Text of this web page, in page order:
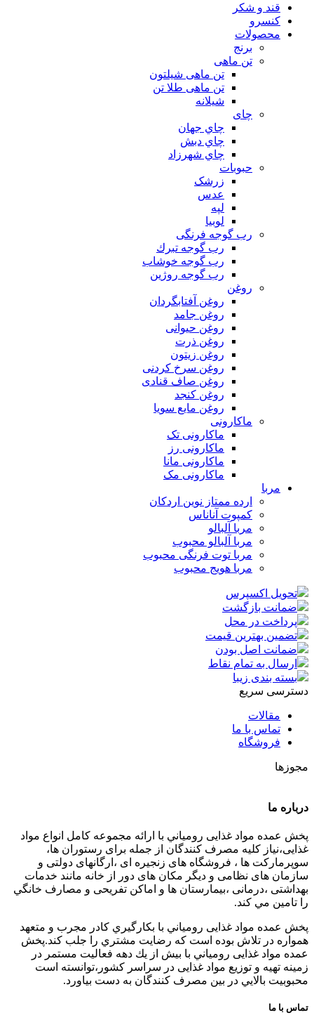
قند و شکر
کنسرو
محصولات
برنج
تن ماهی
تن ماهی شیلتون
تن ماهی طلا تن
شیلانه
چای
چاي جهان
چاي دبش
چاي شهرزاد
حبوبات
زرشک
عدس
لپه
لوبیا
رب گوجه فرنگی
رب گوجه تبرك
رب گوجه خوشاب
رب گوجه روژین
روغن
روغن آفتابگردان
روغن جامد
روغن حیوانی
روغن ذرت
روغن زیتون
روغن سرخ کردنی
روغن صاف قنادی
روغن کنجد
روغن مایع سویا
ماکارونی
ماکارونی تک
ماکارونی رز
ماکارونی مانا
ماکارونی مک
مربا
ارده ممتاز نوین اردکان
کمپوت آناناس
مربا آلبالو
مربا آلبالو محبوب
مربا توت فرنگی محبوب
مربا هویج محبوب
تحویل اکسپرس
ضمانت بازگشت
پرداخت در محل
تضمین بهترین قیمت
ضمانت اصل بودن
ارسال به تمام نقاط
بسته بندی زیبا
دسترسی سریع
مقالات
تماس با ما
فروشگاه
مجوزها
درباره ما
پخش عمده مواد غذایی رومياني با ارائه مجموعه كامل انواع مواد
غذایی،نياز كليه مصرف كنندگان از جمله برای رستوران ها،
سوپرمارکت ها ، فروشگاه های زنجیره ای ،ارگانهای دولتی و
سازمان های نظامی و دیگر مکان های دور از خانه مانند خدمات
بهداشتی ،درمانی ،بیمارستان ها و اماکن تفریحی و مصارف خانگي
را تامین مي كند.
پخش عمده مواد غذایی رومياني با بكارگيري كادر مجرب و متعهد
همواره در تلاش بوده است كه رضايت مشتري را جلب كند.پخش
عمده مواد غذایی رومياني با بيش از يك دهه فعاليت مستمر در
زمينه تهيه و توزيع مواد غذایی در سراسر كشور،توانسته است
محبوبيت بالايي در بين مصرف كنندگان به دست بياورد.
تماس با ما